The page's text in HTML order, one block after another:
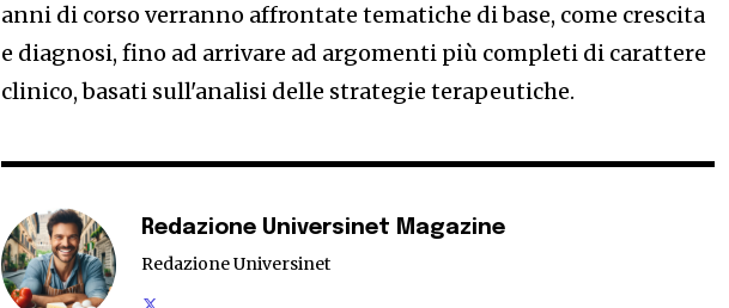
anni di corso verranno affrontate tematiche di base, come crescita
e diagnosi, fino ad arrivare ad argomenti più completi di carattere
clinico, basati sull'analisi delle strategie terapeutiche.
Redazione Universinet Magazine
Redazione Universinet